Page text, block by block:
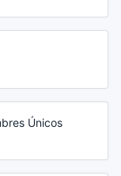
Únicos